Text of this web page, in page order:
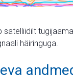
satelliidilt
häiringuga.